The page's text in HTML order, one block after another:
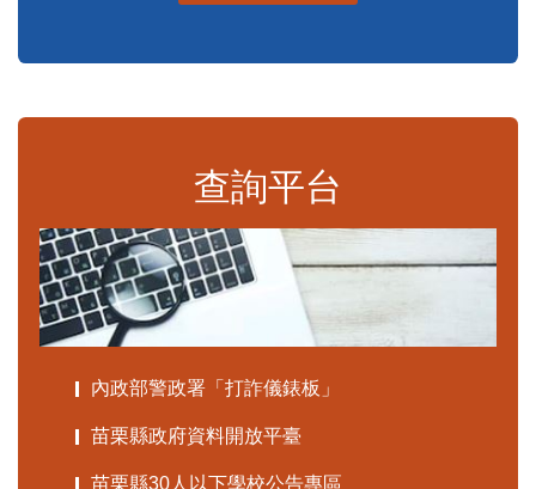
查詢平台
內政部警政署「打詐儀錶板」
苗栗縣政府資料開放平臺
苗栗縣30人以下學校公告專區